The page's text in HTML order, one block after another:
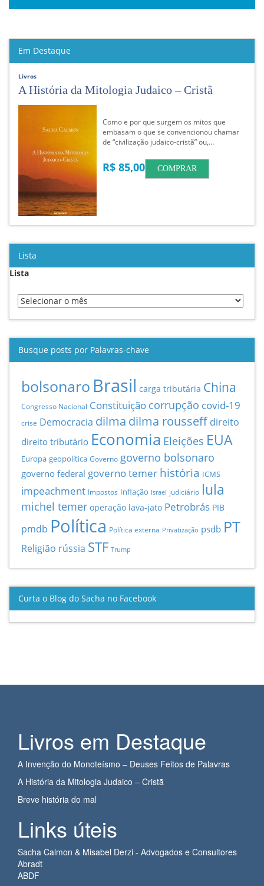
Em Destaque
Livros
A História da Mitologia Judaico – Cristã
Como e por que surgem os mitos que
embasam o que se convencionou chamar
de “civilização judaico-cristã” ou,…
R$ 85,00 COMPRAR
Lista
Lista
Busque posts por Palavras-chave
bolsonaro Brasil carga tributária China
Congresso Nacional Constituição corrupção covid-19
crise Democracia dilma dilma rousseff direito
direito tributário Economia Eleições EUA
Europa geopolítica Governo governo bolsonaro
governo federal governo temer história ICMS
impeachment Impostos Inflação Israel judiciário lula
michel temer operação lava-jato Petrobrás PIB
pmdb Política Política externa Privatização psdb PT
Religião rússia STF Trump
Curta o Blog do Sacha no Facebook
Livros em Destaque
A Invenção do Monoteísmo – Deuses Feitos de Palavras
A História da Mitologia Judaico – Cristã
Breve história do mal
Links úteis
Sacha Calmon & Misabel Derzi - Advogados e Consultores
Abradt
ABDF